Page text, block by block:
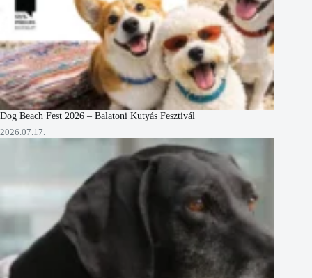
Dog Beach Fest 2026 – Balatoni Kutyás Fesztivál
2026.07.17.